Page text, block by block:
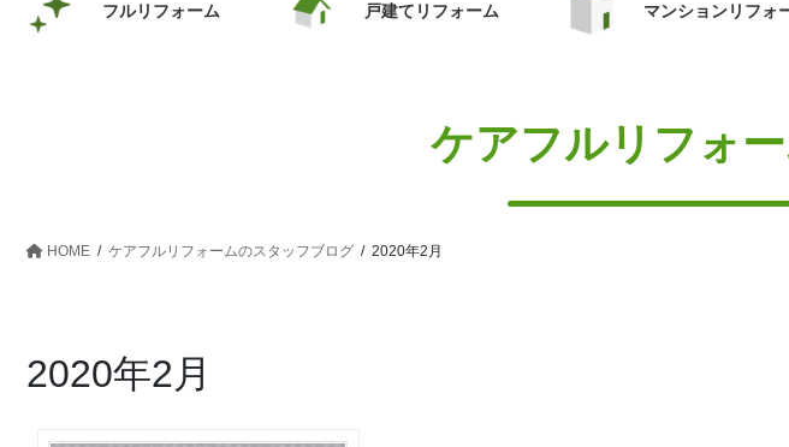
フルリフォーム 戸建てリフォーム マンションリフォ
ケアフルリフォ
HOME ケアフルリフォームのスタッフブログ 2020年2月
2020年2月